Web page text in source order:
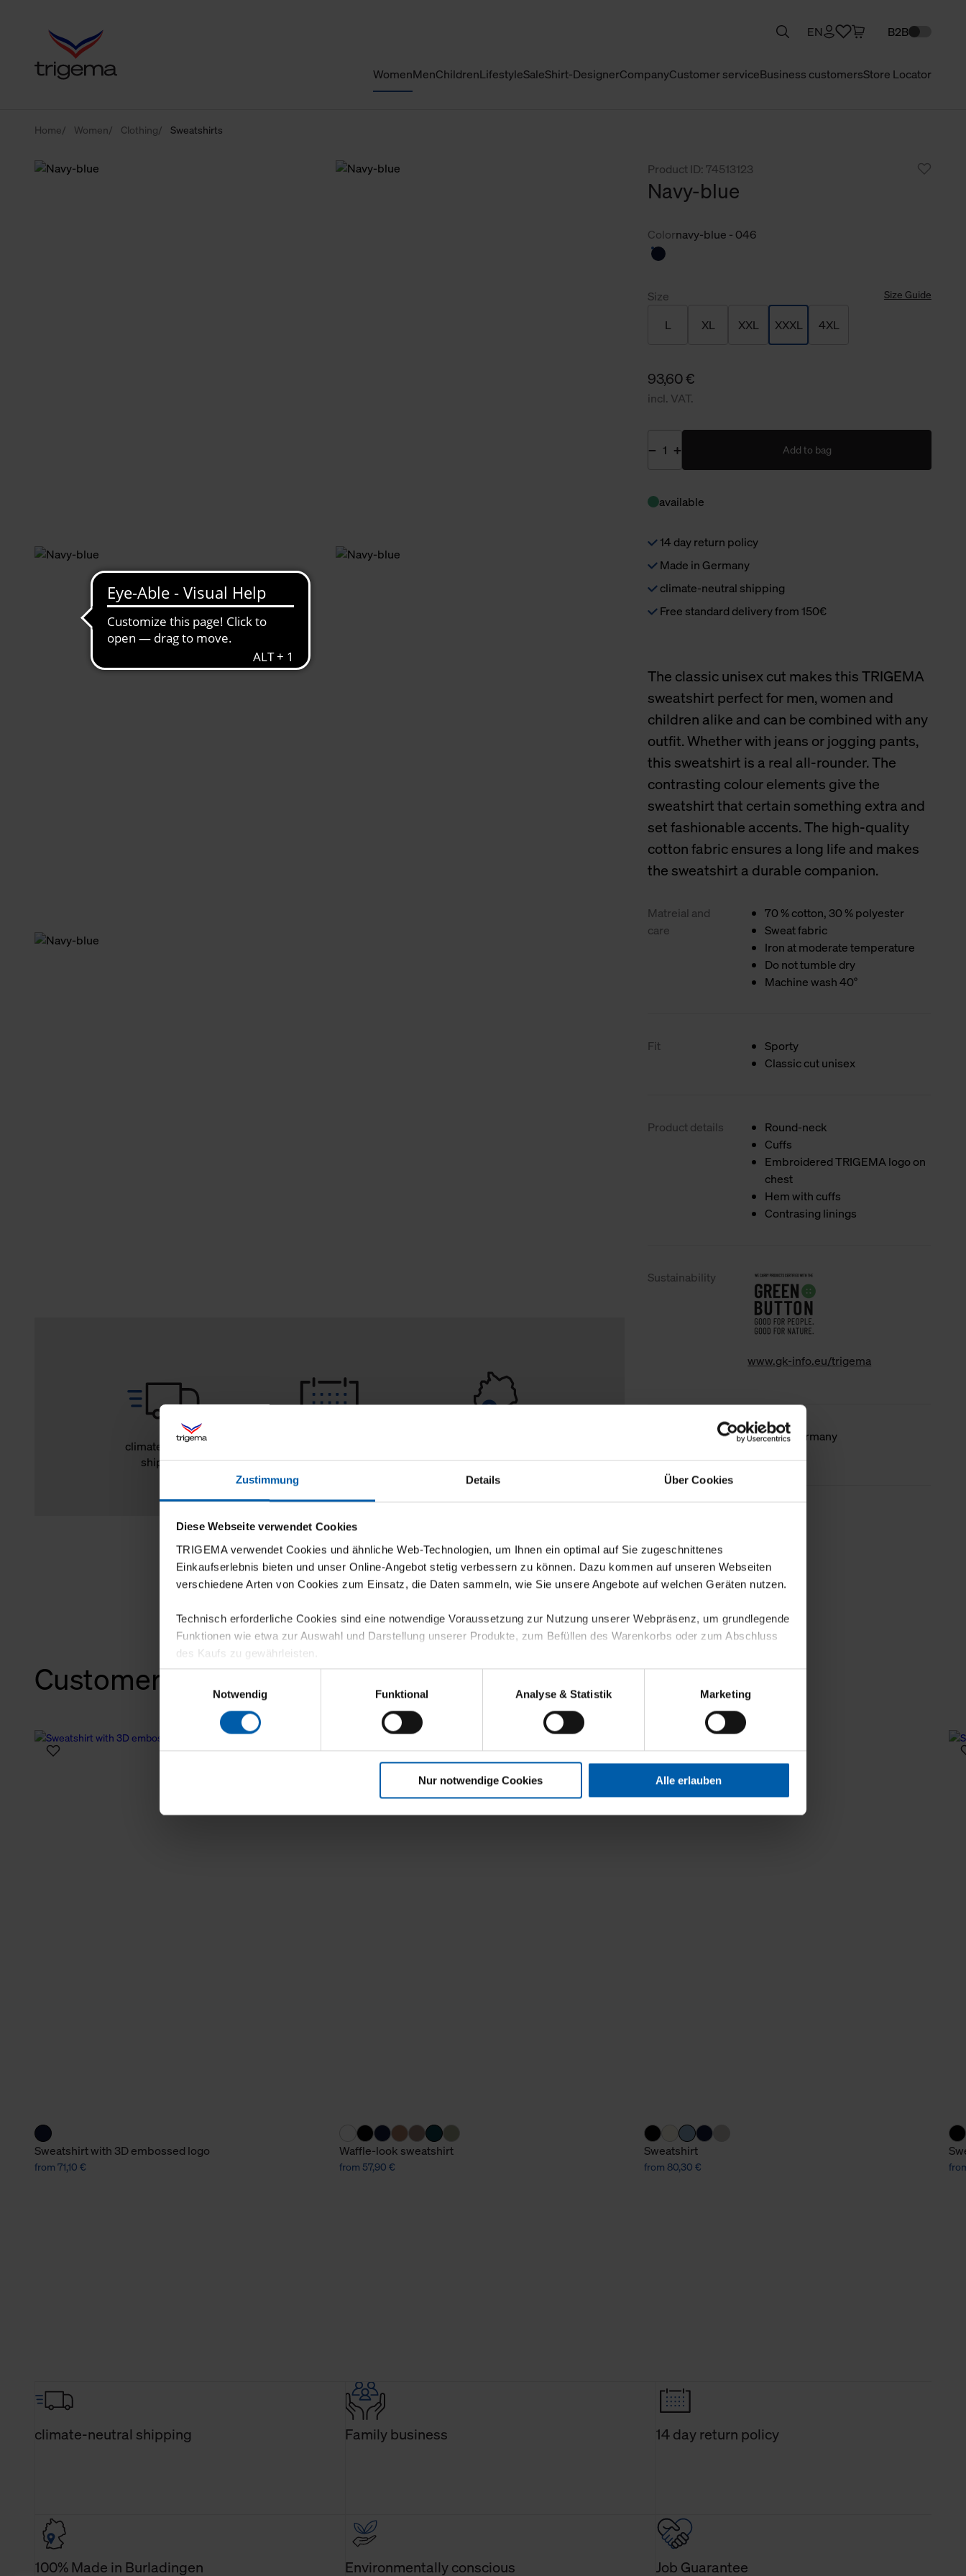
Zustimmung Details Über Cookies
Diese Webseite verwendet Cookies
TRIGEMA verwendet Cookies und ähnliche Web-Technologien, um Ihnen ein optimal auf Sie zugeschnittenes
Einkaufserlebnis bieten und unser Online-Angebot stetig verbessern zu können. Dazu kommen auf unseren Webseiten
verschiedene Arten von Cookies zum Einsatz, die Daten sammeln, wie Sie unsere Angebote auf welchen Geräten nutzen.
Technisch erforderliche Cookies sind eine notwendige Voraussetzung zur Nutzung unserer Webpräsenz, um grundlegende
Funktionen wie etwa zur Auswahl und Darstellung unserer Produkte, zum Befüllen des Warenkorbs oder zum Abschluss
des Kaufs zu gewährleisten.
Für die Darstellung personalisierter Angebote, Anzeigen und Inhalte aufgrund Ihres Nutzerverhaltens und Ihres Profils
sowie für Marketing-, Statistik- und Tracking-Zwecke zur Analyse und Optimierung unserer Webpräsenz speichern wir
personenbezogene Informationen. Diese übermitteln wir in anonymisierter Form an Dritte wie etwa unsere
Klicken Sie auf "Alle erlauben", damit wir alle Cookies und Web-Technologien für Ihr personalisiertes Einkaufserlebnis
verwenden dürfen. Über die jeweiligen Schaltflächen können Sie die Arten der Cookies selbst festlegen, die Sie erlauben
Einwilligungsauswahl
Notwendig
Funktional Analyse & Statistik Marketing
Nur notwendige Cookies Alle erlauben
WomenMenChildrenLifestyleSaleShirt-DesignerCompanyCustomer serviceBusiness customersStore Locator
EN B2B
Home Women Clothing Sweatshirts
climate-neutral
shipping
Burladingen
Product ID: 74513123
Navy-blue
Colornavy-blue - 046
Size Size Guide
L XL XXL XXXL 4XL
93,60 €
incl. VAT.
Add to bag
available
14 day return policy
Made in Germany
climate-neutral shipping
Free standard delivery from 150€
The classic unisex cut makes this TRIGEMA
sweatshirt perfect for men, women and
children alike and can be combined with any
outfit. Whether with jeans or jogging pants,
this sweatshirt is a real all-rounder. The
contrasting colour elements give the
sweatshirt that certain something extra and
set fashionable accents. The high-quality
cotton fabric ensures a long life and makes
the sweatshirt a durable companion.
Matreial and
care
70 % cotton, 30 % polyester
Sweat fabric
Iron at moderate temperature
Do not tumble dry
Machine wash 40°
Fit
Sporty
Classic cut unisex
Product details
Round-neck
Cuffs
Embroidered TRIGEMA logo on
chest
Hem with cuffs
Contrasing linings
Sustainability
www.gk-info.eu/trigema
Made in Germany
Customers also bought
Sweatshirt with 3D embossed logo
from 71,10 €
Waffle-look sweatshirt
from 57,90 €
Sweatshirt
from 80,30 €
climate-neutral shipping Family business 14 day return policy
100% Made in Burladingen Environmentally conscious Job Guarantee